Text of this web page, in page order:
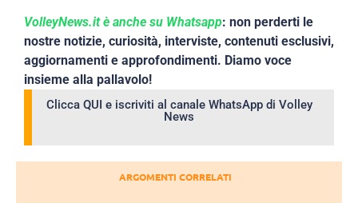
VolleyNews.it è anche su Whatsapp: non perderti le
nostre notizie, curiosità, interviste, contenuti esclusivi,
aggiornamenti e approfondimenti. Diamo voce
insieme alla pallavolo!
Clicca QUI e iscriviti al canale WhatsApp di Volley
News
ARGOMENTI CORRELATI